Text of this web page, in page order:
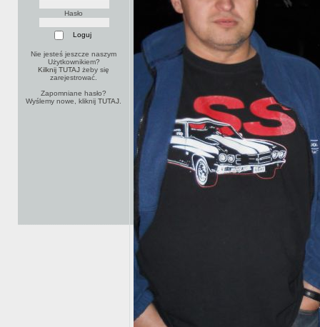
Hasło
Nie jesteś jeszcze naszym
Użytkownikiem?
Kilknij TUTAJ żeby się
zarejestrować.
Zapomniane hasło?
Wyślemy nowe, kliknijTUTAJ